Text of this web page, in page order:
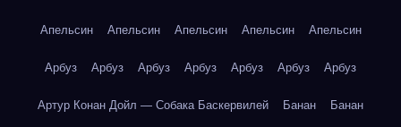
Апельсин Апельсин Апельсин Апельсин Апельсин
Арбуз Арбуз Арбуз Арбуз Арбуз Арбуз Арбуз
Артур Конан Дойл — Собака Баскервилей Банан Банан